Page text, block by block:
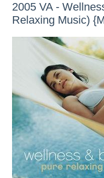
2005 VA -
Relaxing Music)